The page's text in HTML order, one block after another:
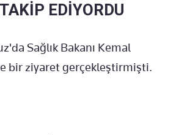
EDİYORDU
Sağlık Bakanı Kemal
bir ziyaret gerçekleştirmişti.